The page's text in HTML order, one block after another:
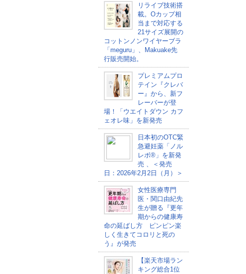
リライブ技術搭
載。Oカップ相
当まで対応する
21サイズ展開の
コットンノンワイヤーブラ
「meguru」、Makuake先
行販売開始。
プレミアムプロ
テイン『クレバ
ー』から、新フ
レーバーが登
場！「ウエイトダウン カフ
ェオレ味」を新発売
日本初のOTC緊
急避妊薬「ノル
レボ®」を新発
売 、＜発売
日：2026年2月2日（月）＞
女性医療専門
医・関口由紀先
生が贈る『更年
期からの健康寿
命の延ばし方 ピンピン楽
しく生きてコロリと死の
う』が発売
【楽天市場ラン
キング総合1位